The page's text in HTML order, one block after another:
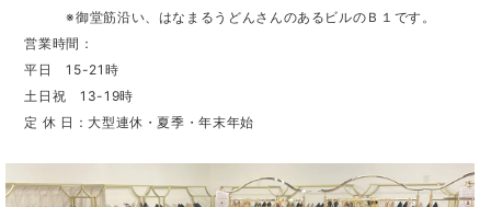
※御堂筋沿い、はなまるうどんさんのあるビルのＢ１です。
営業時間：
平日 15-21時
土日祝 13-19時
定 休 日：大型連休・夏季・年末年始